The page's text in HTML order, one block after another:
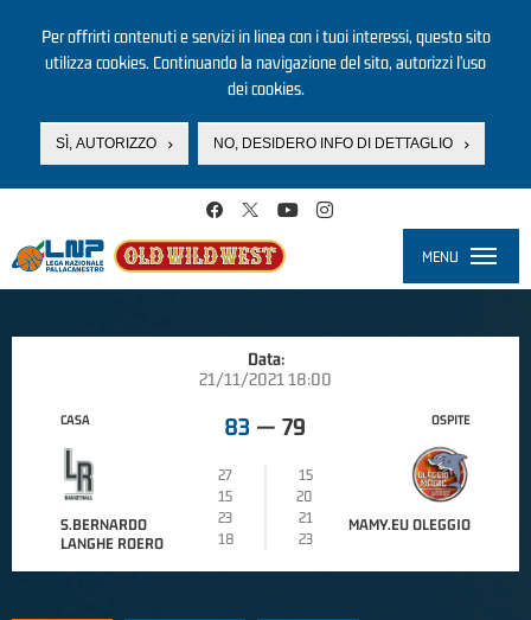
Per offrirti contenuti e servizi in linea con i tuoi interessi, questo sito
utilizza cookies. Continuando la navigazione del sito, autorizzi l’uso
dei cookies.
SÌ, AUTORIZZO NO, DESIDERO INFO DI DETTAGLIO
MENU
Data:
21/11/2021 18:00
CASA
S.BERNARDO
LANGHE ROERO
83 — 79
27
15
15
20
23
21
18
23
OSPITE
MAMY.EU OLEGGIO